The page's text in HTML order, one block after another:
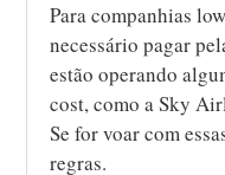
Para companhias
necessário pagar
estão operando
cost, como a Sky
Se for voar com
regras.